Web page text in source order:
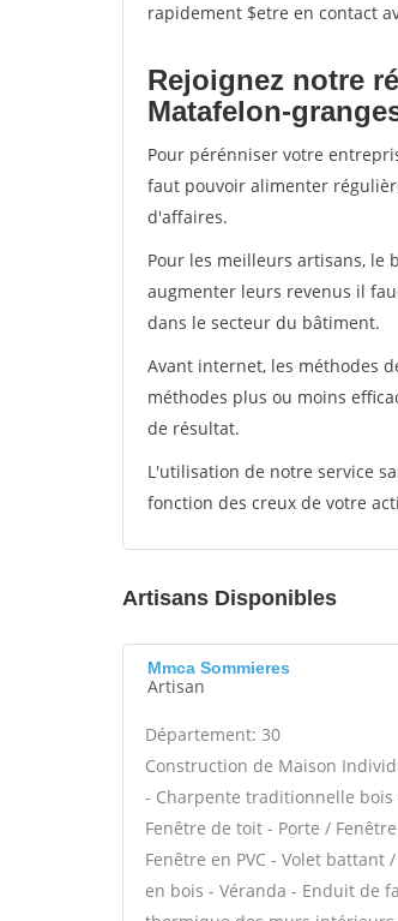
rapidement $etre en contact
Rejoignez notre
Matafelon-
Pour pérénniser votre
faut pouvoir alimenter
d'affaires.
Pour les meilleurs artisans, le
augmenter leurs revenus il
dans le secteur du bâtiment.
Avant internet, les méthodes
méthodes plus ou moins
de résultat.
L'utilisation de notre service
fonction des creux de votre
Artisans Disponibles
Mmca Sommieres
Artisan
Département: 30
Construction de Maison
- Charpente traditionnelle
Fenêtre de toit - Porte /
Fenêtre en PVC - Volet
en bois - Véranda - Enduit de